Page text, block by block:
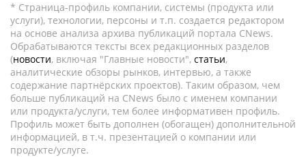
* Страница-профиль компании, системы (продукта или
услуги), технологии, персоны и т.п. создается редактором
на основе анализа архива публикаций портала CNews.
Обрабатываются тексты всех редакционных разделов
(новости, включая "Главные новости", статьи,
аналитические обзоры рынков, интервью, а также
содержание партнёрских проектов). Таким образом, чем
больше публикаций на CNews было с именем компании
или продукта/услуги, тем более информативен профиль.
Профиль может быть дополнен (обогащен) дополнительной
информацией, в т.ч. презентацией о компании или
продукте/услуге.